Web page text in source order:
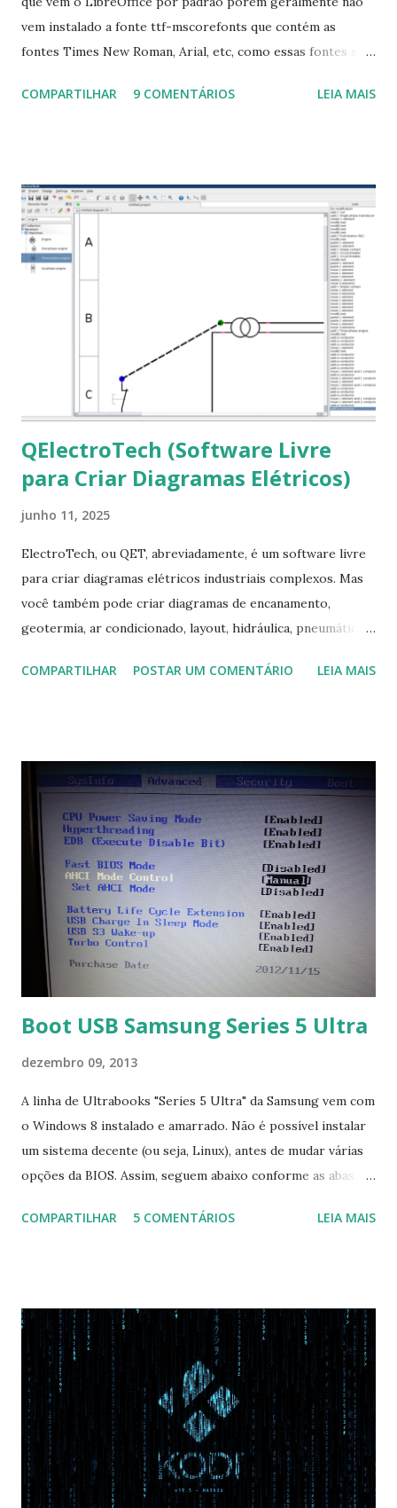
vem instalado a fonte ttf-mscorefonts que contém as
fontes Times New Roman, Arial, etc, como essas fontes são
a Associação Brasileira de Normas Técnicas (ABNT), exige
que contém essas fontes. Ao instalar o GNU/Linux abra o
terminal e execute o comando: $ sudo apt-get install ttf-
mscorefonts-installer Leia os termos de uso e avance
clicando em “Ok” Agora aceite os termos de uso clicando
em “Sim” Pronto agora abra o LibreOffice e veja se as
fontes Times New Roman, Arial estão instaladas. Caso
ocorra algum erro ou precisa reinstalar, execute: $ sudo
apt-get install --reinstall ttf-mscorefonts-installer
COMPARTILHAR 9 COMENTÁRIOS LEIA MAIS
QElectroTech (Software Livre
para Criar Diagramas Elétricos)
junho 11, 2025
ElectroTech, ou QET, abreviadamente, é um software livre
para criar diagramas elétricos industriais complexos. Mas
você também pode criar diagramas de encanamento,
geotermia, ar condicionado, layout, hidráulica, pneumática,
Na última versão 0.100, a coleção contém mais de 8.000
COMPARTILHAR POSTAR UM COMENTÁRIO LEIA MAIS
Boot USB Samsung Series 5 Ultra
dezembro 09, 2013
A linha de Ultrabooks "Series 5 Ultra" da Samsung vem com
o Windows 8 instalado e amarrado. Não é possível instalar
um sistema decente (ou seja, Linux), antes de mudar várias
opções da BIOS. Assim, seguem abaixo conforme as abas, a
Na inicialização aperte F2 para acessar a BIOS e então faça
com Win, deixe essa opção no Auto ) Set AHCI Mode ->
Disabled USB S3 Wake-up -> Enabled Boot: Secure Boot ->
Disabled OS Mode Selection -> UEFI and CSM OS (Essa
opção garante boot com Win e Linux) Boot > Boot Priority
Order USB HDD: SATA CD: SATA HDD: Essa ordem de boot
vai garantir que ele tente primeiro o boot pela USB, depois
pelo CD e por último no HD. Apenas as opções acima são
as necessá...
COMPARTILHAR 5 COMENTÁRIOS LEIA MAIS